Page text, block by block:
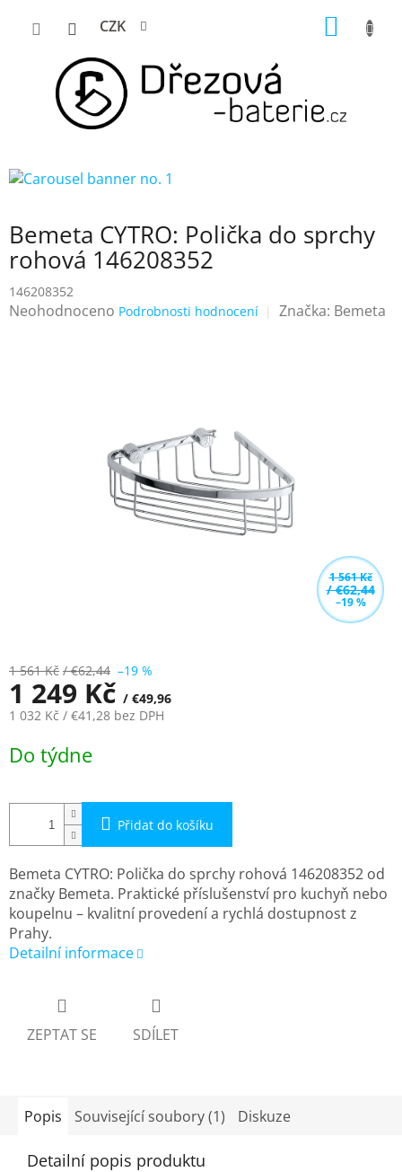
CZK
Bemeta CYTRO: Polička do sprchy
rohová 146208352
146208352
Průměrné
Neohodnoceno Podrobnosti hodnocení Značka: Bemeta
1 561 Kč
/ €62,44
–19 %
1 561 Kč / €62,44 –19 %
1 249 Kč / €49,96
1 032 Kč / €41,28 bez DPH
cena:
Do týdne
Přidat do košíku
Bemeta CYTRO: Polička do sprchy rohová 146208352 od
značky Bemeta. Praktické příslušenství pro kuchyň nebo
koupelnu – kvalitní provedení a rychlá dostupnost z
Prahy.
Detailní informace
ZEPTAT SE SDÍLET
Popis Související soubory (1) Diskuze
Detailní popis produktu